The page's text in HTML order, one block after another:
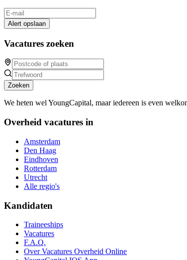
Alert opslaan
Vacatures zoeken
Zoeken
We heten wel YoungCapital, maar iedereen is even
Overheid vacatures in
Amsterdam
Den Haag
Eindhoven
Rotterdam
Utrecht
Alle regio's
Kandidaten
Traineeships
Vacatures
F.A.Q.
Over Vacatures Overheid Online